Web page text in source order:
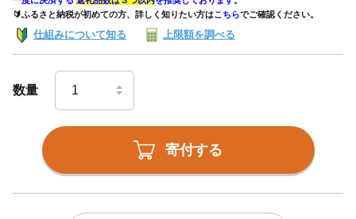
🔰ふるさと納税が初めての方、詳しく知りたい方はこちらでご確認ください。
仕組みについて知る 上限額を調べる
数量
寄付する